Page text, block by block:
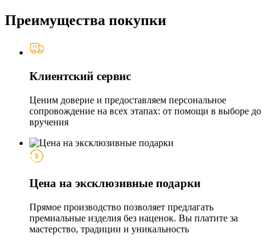
Преимущества покупки
Клиентский сервис
Ценим доверие и предоставляем персональное
сопровождение на всех этапах: от помощи в выборе до
вручения
Цена на эксклюзивные подарки
Прямое производство позволяет предлагать
премиальные изделия без наценок. Вы платите за
мастерство, традиции и уникальность